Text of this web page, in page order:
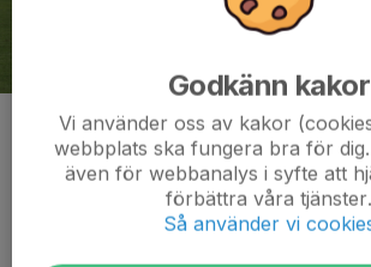
Kommentarer
Godkänn kakor
Vi använder oss av kakor
webbplats ska fungera bra för
även för webbanalys i syfte att
förbättra våra tjänster.
Så använder vi